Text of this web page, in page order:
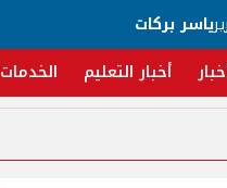
ياسر بركات
أخبار التعليم الخدمات